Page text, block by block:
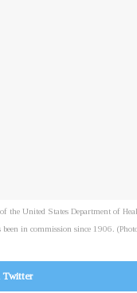
United States Department of
been in commission since 1906.
Twitter